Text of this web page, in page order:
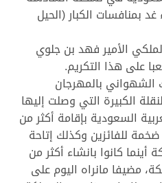
بمنافسات الكبار (الحيل
الأمير فهد بن جلوي
على هذا التكريم.
الشهواني بالمهرجان
الكبيرة التي وصلت إليها
السعودية بإقامة أكثر من
للفائزين وكذلك إتاحة
أينما كانوا بانشاء أكثر من
مضيفا مانراه اليوم على